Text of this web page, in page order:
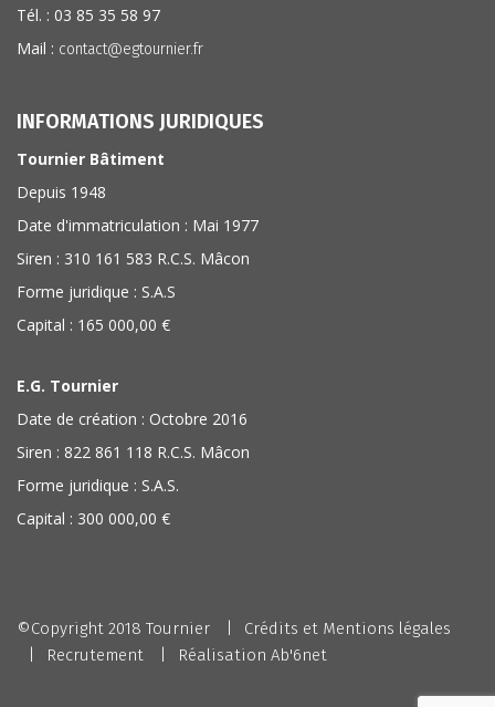
Tél. : 03 85 35 58 97
Mail : contact@egtournier.fr
INFORMATIONS JURIDIQUES
Tournier Bâtiment
Depuis 1948
Date d'immatriculation : Mai 1977
Siren : 310 161 583 R.C.S. Mâcon
Forme juridique : S.A.S
Capital : 165 000,00 €
E.G. Tournier
Date de création : Octobre 2016
Siren : 822 861 118 R.C.S. Mâcon
Forme juridique : S.A.S.
Capital : 300 000,00 €
©Copyright 2018 Tournier
Crédits et Mentions légales
Recrutement
Réalisation Ab'6net